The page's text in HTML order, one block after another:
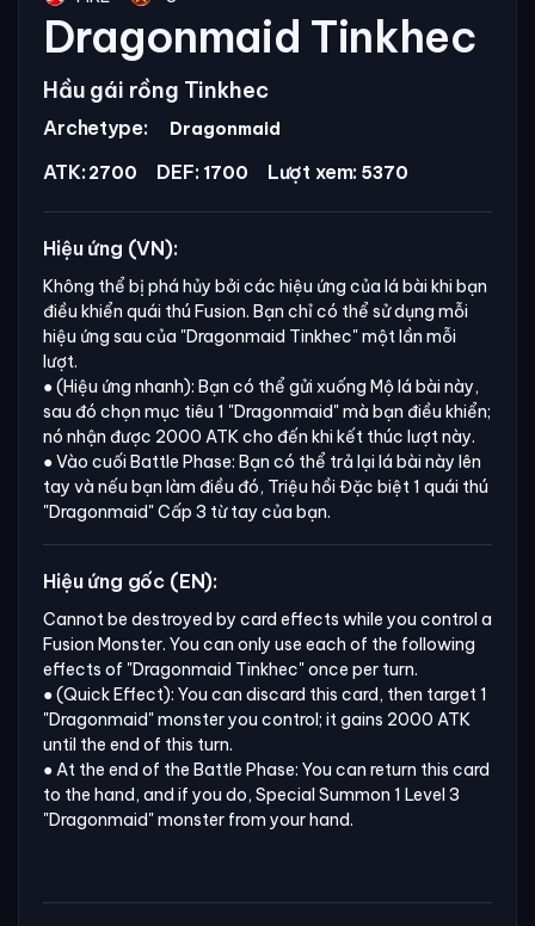
Dragonmaid Tinkhec
Hầu gái rồng Tinkhec
Archetype: Dragonmaid
ATK: 2700 DEF: 1700 Lượt xem: 5370
Hiệu ứng (VN):
Không thể bị phá hủy bởi các hiệu ứng của lá bài khi bạn
điều khiển quái thú Fusion. Bạn chỉ có thể sử dụng mỗi
hiệu ứng sau của "Dragonmaid Tinkhec"một lần mỗi
lượt.
● (Hiệu ứng nhanh): Bạn có thể gửi xuống Mộ lá bài này,
sau đó chọn mục tiêu 1 "Dragonmaid"mà bạn điều khiển;
nó nhận được 2000 ATK cho đến khi kết thúc lượt này.
● Vào cuối Battle Phase: Bạn có thể trả lại lá bài này lên
tay và nếu bạn làm điều đó, Triệu hồi Đặc biệt 1 quái thú
"Dragonmaid"Cấp 3 từ tay của bạn.
Hiệu ứng gốc (EN):
Cannot be destroyed by card effects while you control a
Fusion Monster. You can only use each of the following
effects of "Dragonmaid Tinkhec" once per turn.
● (Quick Effect): You can discard this card, then target 1
"Dragonmaid" monster you control; it gains 2000 ATK
until the end of this turn.
● At the end of the Battle Phase: You can return this card
to the hand, and if you do, Special Summon 1 Level 3
"Dragonmaid" monster from your hand.